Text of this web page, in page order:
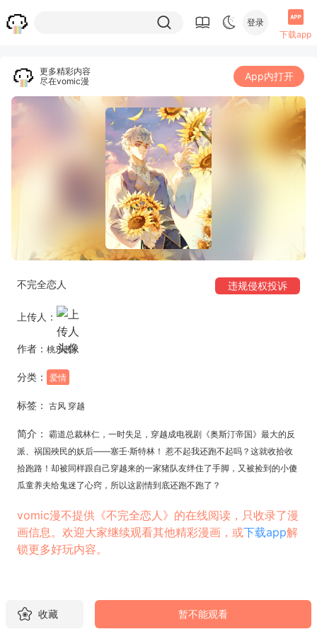
登录
下载app
更多精彩内容
尽在vomic漫
App内打开
不完全恋人 违规侵权投诉
上传人：
作者： 桃乐茜
分类： 爱情
标签： 古风 穿越
简介： 霸道总裁林仁，一时失足，穿越成电视剧《奥斯汀帝国》最大的反
派、祸国殃民的妖后——塞壬·斯特林！ 惹不起我还跑不起吗？这就收拾收
拾跑路！却被同样跟自己穿越来的一家猪队友绊住了手脚，又被捡到的小傻
瓜童养夫给鬼迷了心窍，所以这剧情到底还跑不跑了？
vomic漫不提供《不完全恋人》的在线阅读，只收录了漫
画信息。欢迎大家继续观看其他精彩漫画，或下载app解
锁更多好玩内容。
收藏 暂不能观看